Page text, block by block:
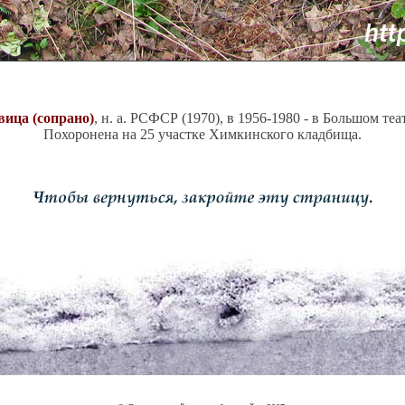
(сопрано), н. а. РСФСР (1970), в 1956-1980 - в Большом
Похоронена на 25 участке Химкинского кладбища.